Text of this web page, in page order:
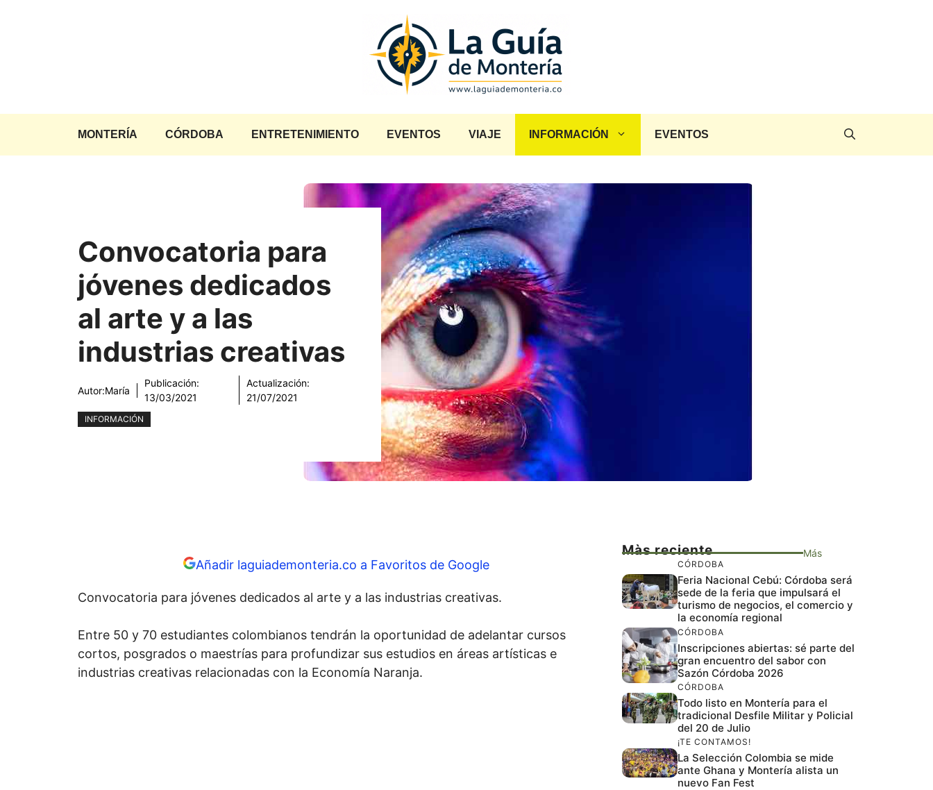
MONTERÍA CÓRDOBA ENTRETENIMIENTO EVENTOS VIAJE INFORMACIÓN EVENTOS
Convocatoria para
jóvenes dedicados
al arte y a las
industrias creativas
Autor:María
Publicación:
13/03/2021
Actualización:
21/07/2021
INFORMACIÓN
Añadir laguiademonteria.co a Favoritos de Google
Convocatoria para jóvenes dedicados al arte y a las industrias creativas.
Entre 50 y 70 estudiantes colombianos tendrán la oportunidad de adelantar cursos
cortos, posgrados o maestrías para profundizar sus estudios en áreas artísticas e
industrias creativas relacionadas con la Economía Naranja.
Màs reciente Más
CÓRDOBA
Feria Nacional Cebú: Córdoba será
sede de la feria que impulsará el
turismo de negocios, el comercio y
la economía regional
CÓRDOBA
Inscripciones abiertas: sé parte del
gran encuentro del sabor con
Sazón Córdoba 2026
CÓRDOBA
Todo listo en Montería para el
tradicional Desfile Militar y Policial
del 20 de Julio
¡TE CONTAMOS!
La Selección Colombia se mide
ante Ghana y Montería alista un
nuevo Fan Fest